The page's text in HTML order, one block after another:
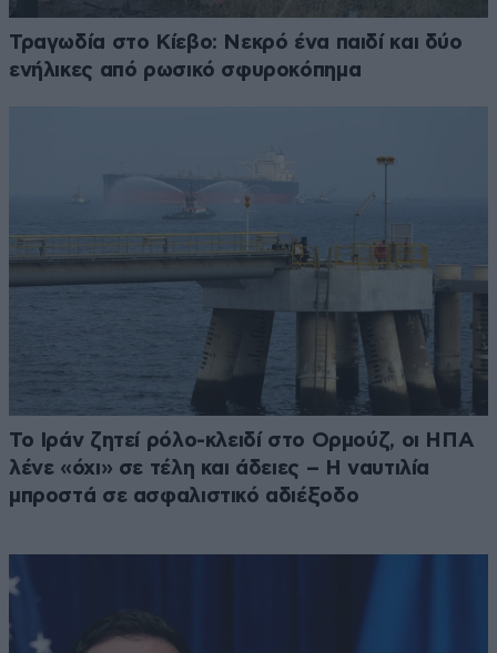
Τραγωδία στο Κίεβο: Νεκρό ένα παιδί και δύο
ενήλικες από ρωσικό σφυροκόπημα
Το Ιράν ζητεί ρόλο-κλειδί στο Ορμούζ, οι ΗΠΑ
λένε «όχι» σε τέλη και άδειες – Η ναυτιλία
μπροστά σε ασφαλιστικό αδιέξοδο